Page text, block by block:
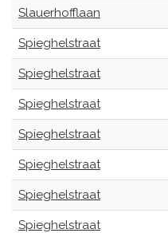
Slauerhofflaan
Spieghelstraat
Spieghelstraat
Spieghelstraat
Spieghelstraat
Spieghelstraat
Spieghelstraat
Spieghelstraat